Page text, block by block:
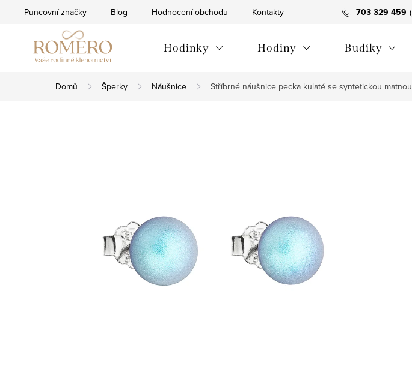
703 329 459
Puncovní značky Blog Hodnocení obchodu Kontakty
Hodinky Hodiny Budíky
Domů Šperky Náušnice Stříbrné náušnice pecka kulaté se syntetickou